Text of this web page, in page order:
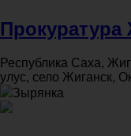
Прокуратура
Республика Саха,
улус, село Жиганск,
Зырянка